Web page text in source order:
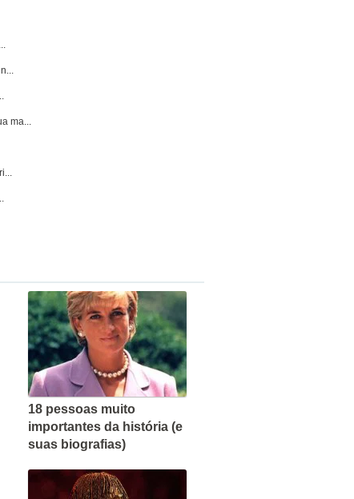
ma...
18 pessoas muito
importantes da história (e
suas biografias)